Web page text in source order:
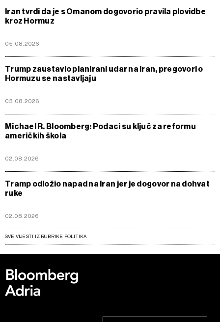
Iran tvrdi da je s Omanom dogovorio pravila plovidbe
kroz Hormuz
05.08.2026
Trump zaustavio planirani udar na Iran, pregovori o
Hormuzu se nastavljaju
03.08.2026
Michael R. Bloomberg: Podaci su ključ za reformu
američkih škola
02.08.2026
Tramp odložio napad na Iran jer je dogovor na dohvat
ruke
02.08.2026
SVE VIJESTI IZ RUBRIKE POLITIKA